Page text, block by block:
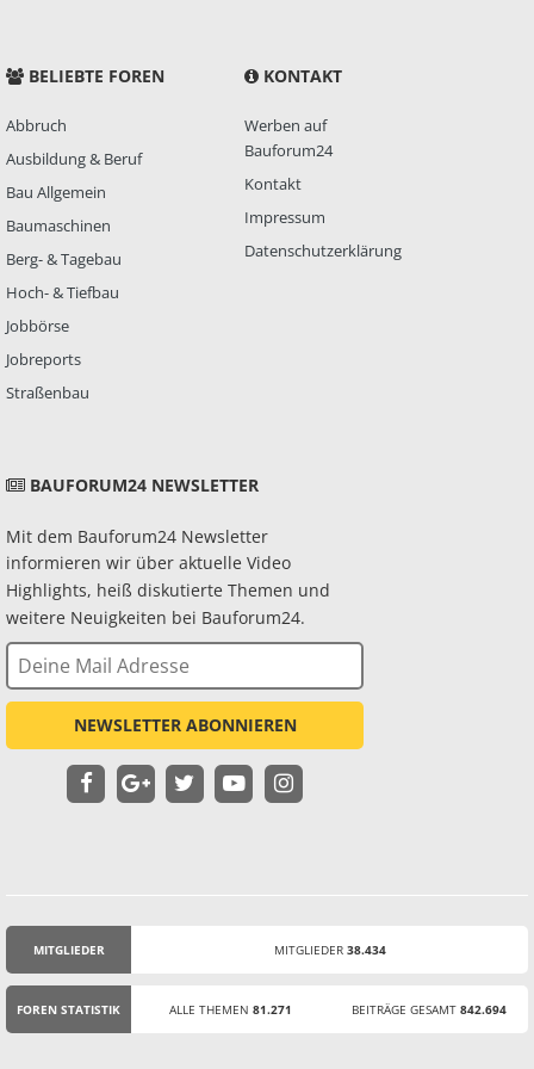
BELIEBTE FOREN
Abbruch
Ausbildung & Beruf
Bau Allgemein
Baumaschinen
Berg- & Tagebau
Hoch- & Tiefbau
Jobbörse
Jobreports
Straßenbau
KONTAKT
Werben auf
Bauforum24
Kontakt
Impressum
Datenschutzerklärung
BAUFORUM24 NEWSLETTER
Mit dem Bauforum24 Newsletter
informieren wir über aktuelle Video
Highlights, heiß diskutierte Themen und
weitere Neuigkeiten bei Bauforum24.
NEWSLETTER ABONNIEREN
MITGLIEDER MITGLIEDER 38.434
FOREN STATISTIK ALLE THEMEN 81.271 BEITRÄGE GESAMT 842.694